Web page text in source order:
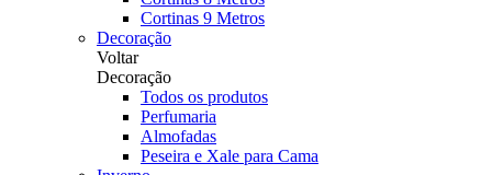
Cortinas 9 Metros
Decoração
Voltar
Decoração
Todos os produtos
Perfumaria
Almofadas
Peseira e Xale para Cama